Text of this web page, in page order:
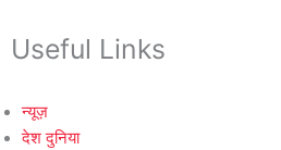
Useful Links
न्यूज़
देश दुनिया